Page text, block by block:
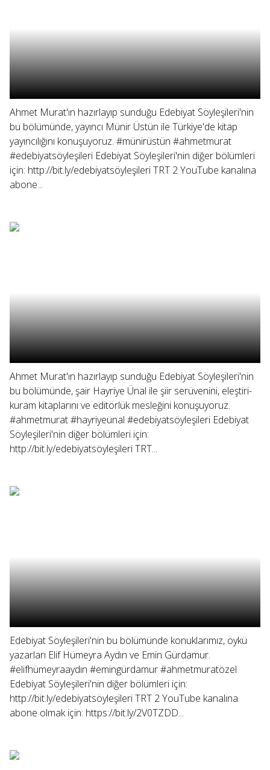
Ahmet Murat'ın hazırlayıp sunduğu Edebiyat Söyleşileri'nin
bu bölümünde, yayıncı Münir Üstün ile Türkiye'de kitap
yayıncılığını konuşuyoruz. #münirüstün #ahmetmurat
#edebiyatsöyleşileri Edebiyat Söyleşileri'nin diğer bölümleri
için: http://bit.ly/edebiyatsöyleşileri TRT 2 YouTube kanalına
abone...
Ahmet Murat'ın hazırlayıp sunduğu Edebiyat Söyleşileri'nin
bu bölümünde, şair Hayriye Ünal ile şiir serüvenini, eleştiri-
kuram kitaplarını ve editörlük mesleğini konuşuyoruz.
#ahmetmurat #hayriyeünal #edebiyatsöyleşileri Edebiyat
Söyleşileri'nin diğer bölümleri için:
http://bit.ly/edebiyatsöyleşileri TRT...
Edebiyat Söyleşileri'nin bu bölümünde konuklarımız, öykü
yazarları Elif Hümeyra Aydın ve Emin Gürdamur.
#elifhümeyraaydın #emingürdamur #ahmetmuratözel
Edebiyat Söyleşileri'nin diğer bölümleri için:
http://bit.ly/edebiyatsöyleşileri TRT 2 YouTube kanalına
abone olmak için: https://bit.ly/2V0TZDD...